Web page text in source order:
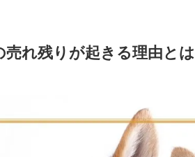
売れ残りが起きる理由とは